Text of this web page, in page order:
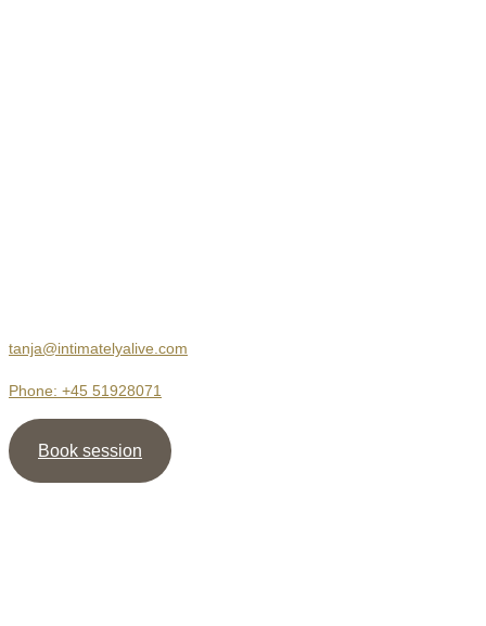
tanja@intimatelyalive.com
Phone: +45 51928071
Book session